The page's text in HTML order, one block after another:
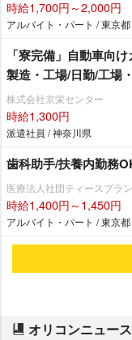
時給1,700円～2,000円
アルバイト・パート / 東京都
「寮完備」自動車向
製造・工場/日勤/工場
株式会社京栄センター
時給1,300円
派遣社員 / 神奈川県
歯科助手/扶養内勤務
医療法人社団ティースプラ
時給1,400円～1,450円
アルバイト・パート / 東京都
オリコンニュー